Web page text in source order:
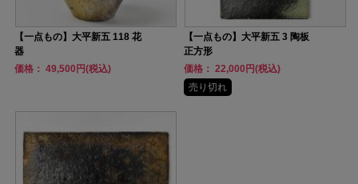
【一点もの】大平新五 118 花
器
価格： 49,500円(税込)
【一点もの】大平新五 3 陶板
正方形
価格： 22,000円(税込)
売り切れ